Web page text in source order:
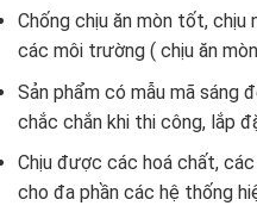
Chống chịu ăn mòn tốt, chịu
các môi trường ( chịu ăn
Sản phẩm có mẫu mã sáng
chắc chắn khi thi công, lắp
Chịu được các hoá chất,
cho đa phần các hệ thống